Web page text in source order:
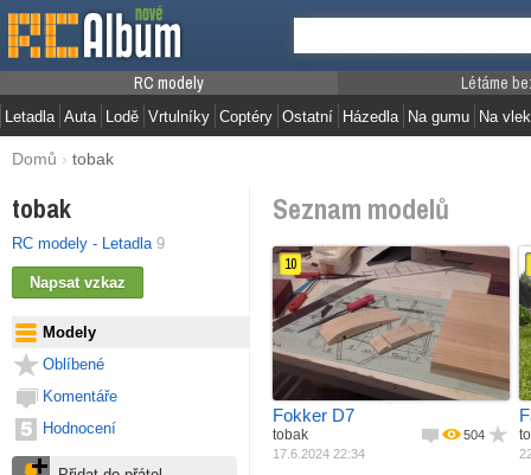
RC modely
Letadla Auta Lodě Vrtulníky Coptéry Ostatní
Létáme
Házedla Na gumu Na vlek
Domů › tobak
tobak
RC modely - Letadla 9
Modely
Oblíbené
Komentáře
Hodnocení
Seznam modelů
Jak postaveno
Podle plánku
Materiál
Balza + potah
Pohon
Elektro motor
Rozpětí
780 mm
Délka
620 mm
Váha
360 g
10
Fokker D7
504
tobak
17.6.2024 22:34